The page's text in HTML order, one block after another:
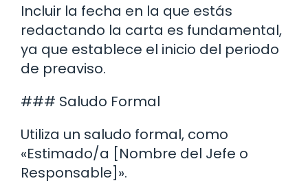
Incluir la fecha en la que estás
redactando la carta es fundamental,
ya que establece el inicio del periodo
de preaviso.
### Saludo Formal
Utiliza un saludo formal, como
«Estimado/a [Nombre del Jefe o
Responsable]».